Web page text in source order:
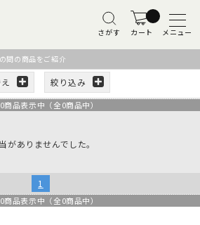
さがす カート メニュー
間の商品をご紹介
絞り込み
0商品表示中（全0商品中）
がありませんでした。
1
0商品表示中（全0商品中）